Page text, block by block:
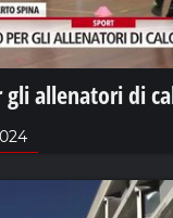
gli allenatori di